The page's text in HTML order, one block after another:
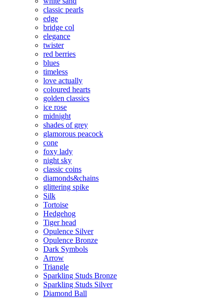
classic pearls
edge
bridge col
elegance
twister
red berries
blues
timeless
love actually
coloured hearts
golden classics
ice rose
midnight
shades of grey
glamorous peacock
cone
foxy lady
night sky
classic coins
diamonds&chains
glittering spike
Silk
Tortoise
Hedgehog
Tiger head
Opulence Silver
Opulence Bronze
Dark Symbols
Arrow
Triangle
Sparkling Studs Bronze
Sparkling Studs Silver
Diamond Ball